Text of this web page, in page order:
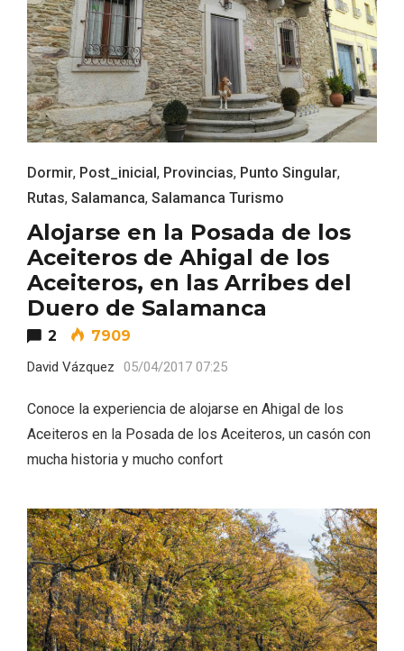
Dormir, Post_inicial, Provincias, Punto Singular,
Rutas, Salamanca, Salamanca Turismo
Alojarse en la Posada de los
Aceiteros de Ahigal de los
Aceiteros, en las Arribes del
Duero de Salamanca
2 7909
David Vázquez 05/04/2017 07:25
Conoce la experiencia de alojarse en Ahigal de los
Aceiteros en la Posada de los Aceiteros, un casón con
mucha historia y mucho confort
Feria del Vino de Toro 2026; descubre
“Otros Vinos de Toro”
V Feria Europea del Queso 2026 en